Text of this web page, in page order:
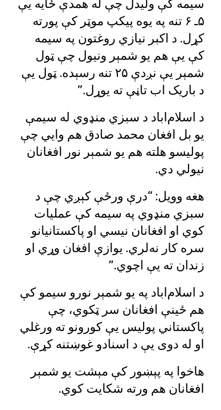
سیمه کې ولیدل چې له همدې ځایه یې
۵ـ ۶ تنه په یوه پیکپ موټر کې پورته
کړل. د اکبر نیازي روغتون په سیمه
کې یې هم یو شمېر ونیول چې ټول
شمېر یې نږدې ۲۵ تنه رسېده. ټول یې
د باریک ا‌ب تاڼې ته یوړل.”
د اسلا‌م‌اباد د سبزي منډوي له سیمې
یو بل افغان محمد صادق هم وايي چې
پولیسو هلته هم یو شمېر نور افغانان
نیولي دي.
هغه وویل: “درې ورځې کېږي چې د
سبزي منډوي په سیمه کې عملیات
کوي او افغانان نیسي او پاکستانیانو
سره کار نه‌لري. یوازې افغان وړي او
زندان ته یې اچوي.”
د اسلام‌اباد په یو شمېر نورو سیمو کې
هم ځینې افغانان سر ټکوي، چې
پاکستاني پولیس یې کورونو ته ورغلي
او له دوی یې د اسنادو غوښتنه کړې.
هاخوا په پېښور کې مېشت یو شمېر
افغانان هم ورته شکایت کوي.